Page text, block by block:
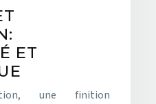
ET
une finition